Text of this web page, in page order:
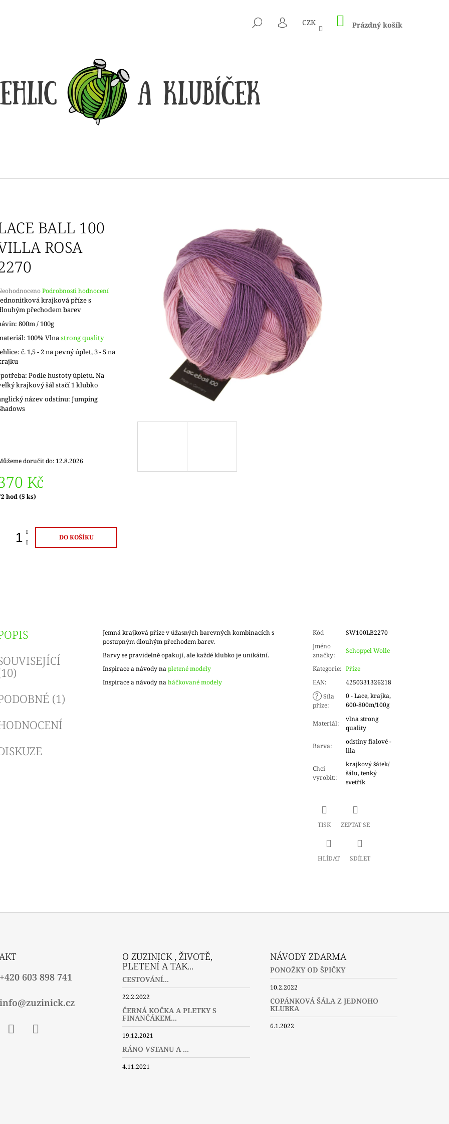
HLEDAT
PŘIHLÁŠENÍ
CZK NÁKUPNÍ
KOŠÍK
Prázdný košík
BALL 100
ROSA
Podrobnosti hodnocení
krajková příze s
přechodem barev
800m / 100g
100% Vlnastrong quality
č. 1,5 - 2 na pevný úplet, 3 - 5 na
Podle hustoty úpletu. Na
krajkový šál stačí 1 klubko
název odstínu: Jumping
doručit do: 12.8.2026
Kč
hod(5 ks)
DO KOŠÍKU
(1)
Jemná krajková příze v úžasných barevných kombinacích s
postupným dlouhým přechodem barev.
Barvy se pravidelně opakují, ale každé klubko je unikátní.
Inspirace a návody napletené modely
Inspirace a návody naháčkované modely
Kód
SW100LB2270
Jméno
značky:
Schoppel Wolle
Kategorie: Příze
EAN: 4250331326218
? Síla
příze:
0 - Lace, krajka,
600-800m/100g
Materiál:
vlna strong
quality
Barva:
odstíny fialové -
lila
Chci
vyrobit::
krajkový šátek/
šálu, tenký
svetřík
TISK ZEPTAT SE
HLÍDAT SDÍLET
CO POTŘEBUJETE NAJÍT?
HLEDAT
Kč
+420 603 898 741
info@zuzinick.cz
O ZUZINICK , ŽIVOTĚ,
PLETENÍ A TAK...
CESTOVÁNÍ...
22.2.2022
ČERNÁ KOČKA A PLETKY S
FINANČÁKEM...
19.12.2021
RÁNO VSTANU A ...
4.11.2021
NÁVODY ZDARMA
PONOŽKY OD ŠPIČKY
10.2.2022
COPÁNKOVÁ ŠÁLA Z JEDNOHO
KLUBKA
6.1.2022